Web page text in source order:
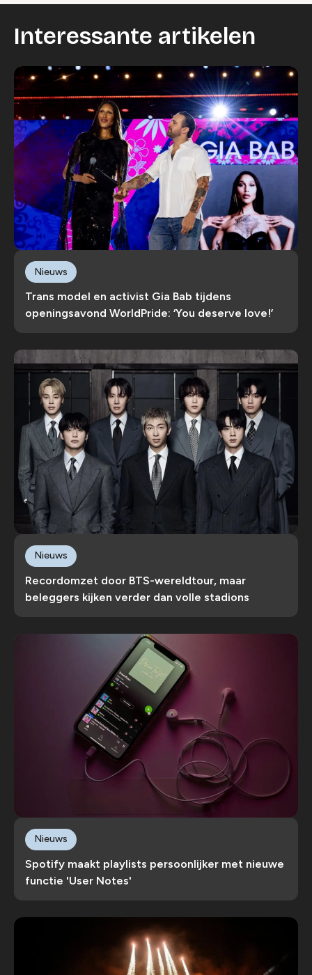
Interessante artikelen
Trans model en activist Gia Bab tijdens
openingsavond WorldPride: ‘You deserve love!’
Nieuws
Recordomzet door BTS-wereldtour, maar
beleggers kijken verder dan volle stadions
Nieuws
Spotify maakt playlists persoonlijker met nieuwe
functie 'User Notes'
Nieuws